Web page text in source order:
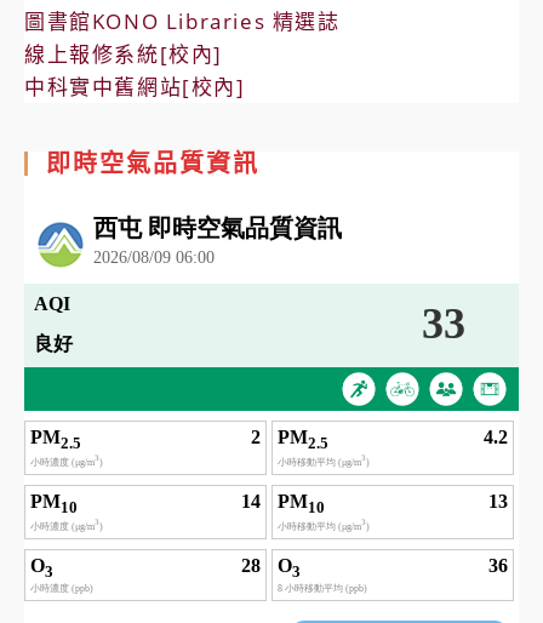
圖書館KONO Libraries 精選誌
線上報修系統[校內]
中科實中舊網站[校內]
即時空氣品質資訊